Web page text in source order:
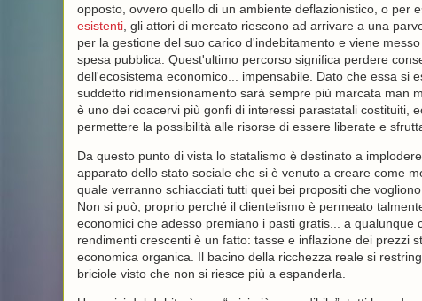
opposto, ovvero quello di un ambiente deflazionistico, o per
esistenti, gli attori di mercato riescono ad arrivare a una
per la gestione del suo carico d'indebitamento e viene
spesa pubblica. Quest'ultimo percorso significa perdere
dell'ecosistema economico... impensabile. Dato che essa si
suddetto ridimensionamento sarà sempre più marcata man
è uno dei coacervi più gonfi di interessi parastatali costituiti,
permettere la possibilità alle risorse di essere liberate e
Da questo punto di vista lo statalismo è destinato a
apparato dello stato sociale che si è venuto a creare come
quale verranno schiacciati tutti quei bei propositi che
Non si può, proprio perché il clientelismo è permeato
economici che adesso premiano i pasti gratis... a
rendimenti crescenti è un fatto: tasse e inflazione dei prezzi
economica organica. Il bacino della ricchezza reale si
briciole visto che non si riesce più a espanderla.